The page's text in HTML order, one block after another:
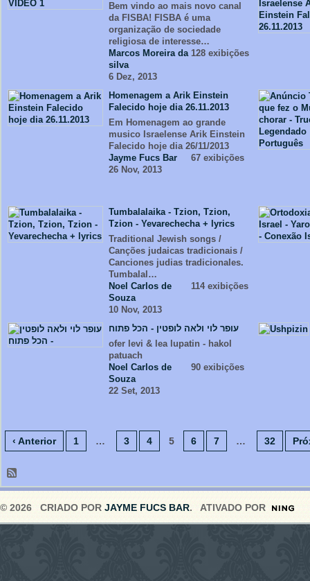
Bem vindo ao mais novo canal
da FISBA! FISBA é uma
organização de sociedade
religiosa de interesse…
Marcos Moreira da
silva
6 Dez, 2013
128 exibições
Homenagem a Arik Einstein
Falecido hoje dia 26.11.2013
Em Homenagem ao grande
musico Israelense Arik Einstein
Falecido hoje dia 26/11/2013
Jayme Fucs Bar
26 Nov, 2013
67 exibições
Tumbalalaika - Tzion, Tzion,
Tzion - Yevarechecha + lyrics
Traditional Jewish songs /
Canções judaicas tradicionais /
Canciones judias tradicionales.
Tumbalal…
Noel Carlos de
Souza
10 Nov, 2013
114 exibições
עופר לוי ולאה לופטין - הכל פתוח
ofer levi & lea lupatin - hakol
patuach
Noel Carlos de
Souza
22 Set, 2013
90 exibições
‹ Anterior 1 … 3 4 5 6 7 … 32
© 2026 CRIADO POR JAYME FUCS BAR. ATIVADO POR